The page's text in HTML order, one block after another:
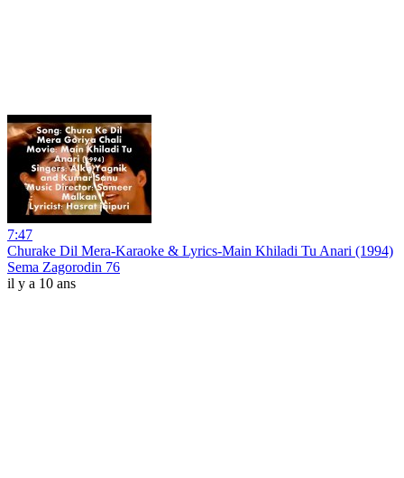
7:47
Churake Dil Mera-Karaoke & Lyrics-Main Khiladi Tu Anari (1994)
Sema Zagorodin 76
il y a 10 ans